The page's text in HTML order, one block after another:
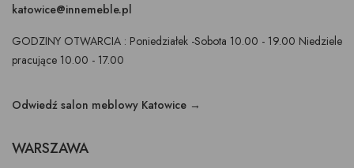
katowice@innemeble.pl
GODZINY OTWARCIA : Poniedziałek -Sobota 10.00 - 19.00 Niedziele
pracujące 10.00 - 17.00
Odwiedź salon meblowy Katowice →
WARSZAWA